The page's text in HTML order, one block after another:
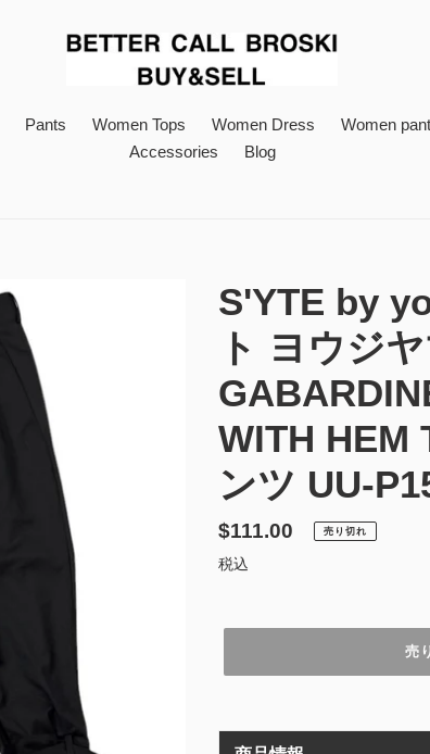
Pants Women Tops Women Dress Women
Accessories
Blog
S'YTE by
ト ヨウジ
WITH HEM
ンツ UU-
通
常
$111.00 売り切れ
税込
売
ー